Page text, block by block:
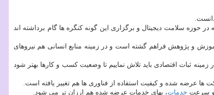
سلامت دیجیتال و برگزاری این گونه کنگره ها گام برداشته اند
آموزش و پژوهش فراهم گشته است و در زمینه منابع انسانی هم نیروهای
ثبات اقتصادی باید تلاش نماییم تا وضعیت کسب و کارها بهتر شود
عرضه شده و کیفیت استفاده از فناوری ها هم تغییر یافته است.
و سرعت خدمات، بهای خدمات عرضه شده هم ارزان تر می شود.